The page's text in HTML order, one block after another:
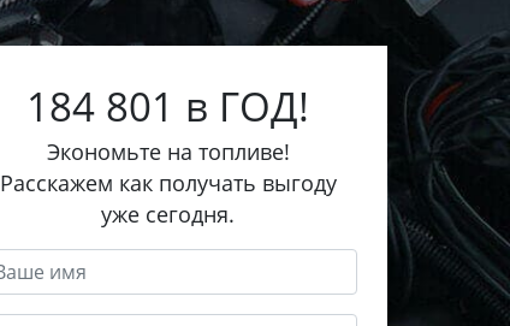
184 801 в ГОД!
Экономьте на топливе!
Расскажем как получать выгоду
уже сегодня.